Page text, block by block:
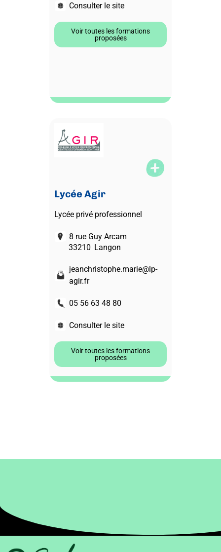
Consulter le site
Voir toutes les formations
proposées
Lycée Agir
Lycée privé professionnel
8 rue Guy Arcam
33210 Langon
jeanchristophe.marie@lp-
agir.fr
05 56 63 48 80
Consulter le site
Voir toutes les formations
proposées